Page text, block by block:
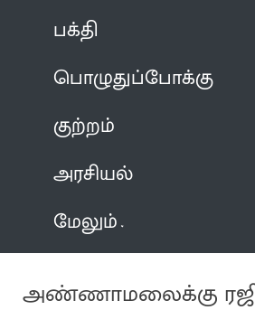
பக்தி
பொழுதுப்போக்கு
குற்றம்
அரசியல்
மேலும்
அண்ணாமலைக்கு